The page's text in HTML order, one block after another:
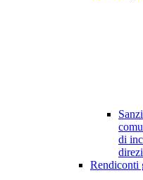
di
Rendiconti